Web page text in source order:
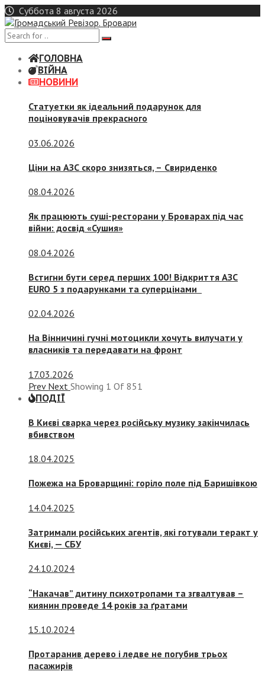
Skip
to
content
Суббота 8 августа 2026
ГОЛОВНА
ВІЙНА
НОВИНИ
Статуетки як ідеальний подарунок для
поціновувачів прекрасного
03.06.2026
Ціни на АЗС скоро знизяться, – Свириденко
08.04.2026
Як працюють суші-ресторани у Броварах під час
війни: досвід «Сушия»
08.04.2026
Встигни бути серед перших 100! Відкриття АЗС
EURO 5 з подарунками та суперцінами
02.04.2026
На Вінничині гучні мотоцикли хочуть вилучати у
власників та передавати на фронт
17.03.2026
Prev Next Showing 1 Of 851
ПОДІЇ
В Києві сварка через російську музику закінчилась
вбивством
18.04.2025
Пожежа на Броварщині: горіло поле під Баришівкою
14.04.2025
Затримали російських агентів, які готували теракт у
Києві, — СБУ
24.10.2024
“Накачав” дитину психотропами та згвалтував –
киянин проведе 14 років за ґратами
15.10.2024
Протаранив дерево і ледве не погубив трьох
пасажирів